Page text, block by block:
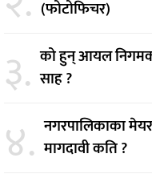
(फोटोफिचर)
३. को हुन् आयल
साह ?
४. नगरपालिकाका मेयर
मागदावी कति ?